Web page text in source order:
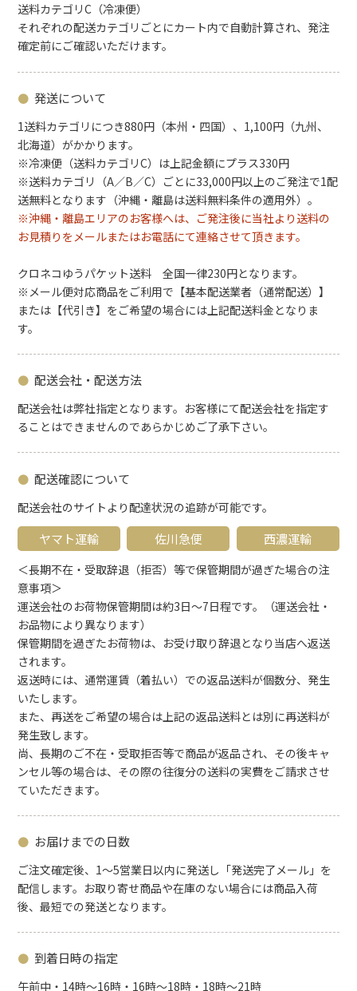
送料カテゴリC（冷凍便）
それぞれの配送カテゴリごとにカート内で自動計算され、発注
確定前にご確認いただけます。
発送について
1送料カテゴリにつき880円（本州・四国）、1,100円（九州、
北海道）がかかります。
※冷凍便（送料カテゴリC）は上記金額にプラス330円
※送料カテゴリ（A／B／C）ごとに33,000円以上のご発注で1配
送無料となります（沖縄・離島は送料無料条件の適用外）。
※沖縄・離島エリアのお客様へは、ご発注後に当社より送料の
お見積りをメールまたはお電話にて連絡させて頂きます。
クロネコゆうパケット送料 全国一律230円となります。
※メール便対応商品をご利用で【基本配送業者（通常配送）】
または【代引き】をご希望の場合には上記配送料金となりま
す。
配送会社・配送方法
配送会社は弊社指定となります。お客様にて配送会社を指定す
ることはできませんのであらかじめご了承下さい。
配送確認について
配送会社のサイトより配達状況の追跡が可能です。
ヤマト運輸 佐川急便 西濃運輸
＜長期不在・受取辞退（拒否）等で保管期間が過ぎた場合の注
意事項＞
運送会社のお荷物保管期間は約3日～7日程です。（運送会社・
お品物により異なります）
保管期間を過ぎたお荷物は、お受け取り辞退となり当店へ返送
されます。
返送時には、通常運賃（着払い）での返品送料が個数分、発生
いたします。
また、再送をご希望の場合は上記の返品送料とは別に再送料が
発生致します。
尚、長期のご不在・受取拒否等で商品が返品され、その後キャ
ンセル等の場合は、その際の往復分の送料の実費をご請求させ
ていただきます。
お届けまでの日数
ご注文確定後、1～5営業日以内に発送し「発送完了メール」を
配信します。お取り寄せ商品や在庫のない場合には商品入荷
後、最短での発送となります。
到着日時の指定
午前中・14時～16時・16時～18時・18時～21時